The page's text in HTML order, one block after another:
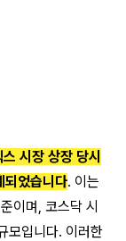
시장 상장 당시
었습니다. 이는
이며, 코스닥 시
모입니다. 이러한